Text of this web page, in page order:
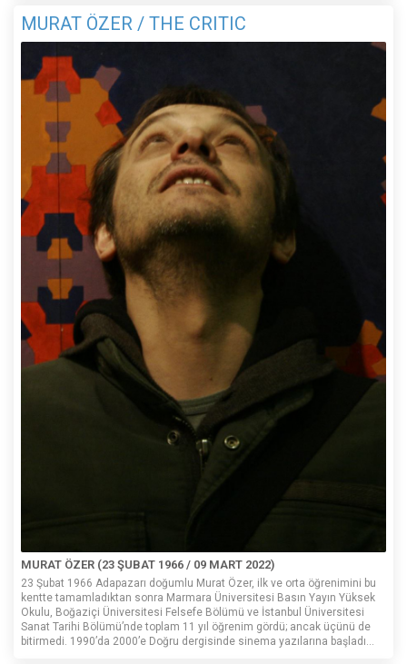
MURAT ÖZER / THE CRITIC
MURAT ÖZER (23 ŞUBAT 1966 / 09 MART 2022)
23 Şubat 1966 Adapazarı doğumlu Murat Özer, ilk ve orta öğrenimini bu
kentte tamamladıktan sonra Marmara Üniversitesi Basın Yayın Yüksek
Okulu, Boğaziçi Üniversitesi Felsefe Bölümü ve İstanbul Üniversitesi
Sanat Tarihi Bölümü’nde toplam 11 yıl öğrenim gördü; ancak üçünü de
bitirmedi. 1990’da 2000’e Doğru dergisinde sinema yazılarına başladı...